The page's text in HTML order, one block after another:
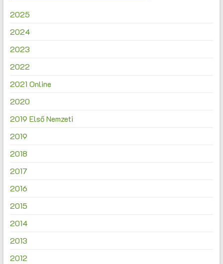
2025
2024
2023
2022
2021 Online
2020
2019 Első Nemzeti
2019
2018
2017
2016
2015
2014
2013
2012